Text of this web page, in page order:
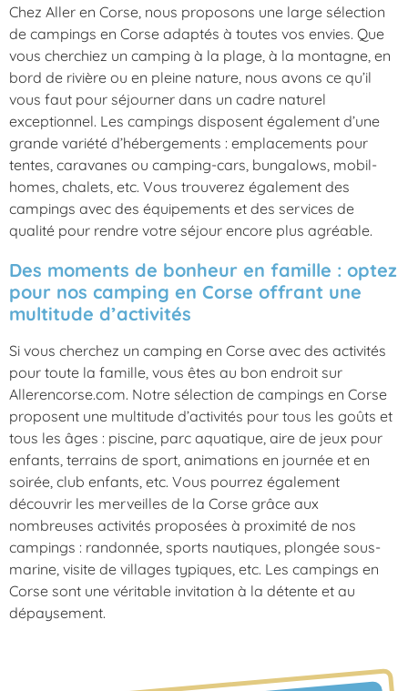
Chez Aller en Corse, nous proposons une large sélection
de campings en Corse adaptés à toutes vos envies. Que
vous cherchiez un camping à la plage, à la montagne, en
bord de rivière ou en pleine nature, nous avons ce qu’il
vous faut pour séjourner dans un cadre naturel
exceptionnel. Les campings disposent également d’une
grande variété d’hébergements : emplacements pour
tentes, caravanes ou camping-cars, bungalows, mobil-
homes, chalets, etc. Vous trouverez également des
campings avec des équipements et des services de
qualité pour rendre votre séjour encore plus agréable.
Des moments de bonheur en famille : optez
pour nos camping en Corse offrant une
multitude d’activités
Si vous cherchez un camping en Corse avec des activités
pour toute la famille, vous êtes au bon endroit sur
Allerencorse.com. Notre sélection de campings en Corse
proposent une multitude d’activités pour tous les goûts et
tous les âges : piscine, parc aquatique, aire de jeux pour
enfants, terrains de sport, animations en journée et en
soirée, club enfants, etc. Vous pourrez également
découvrir les merveilles de la Corse grâce aux
nombreuses activités proposées à proximité de nos
campings : randonnée, sports nautiques, plongée sous-
marine, visite de villages typiques, etc. Les campings en
Corse sont une véritable invitation à la détente et au
dépaysement.